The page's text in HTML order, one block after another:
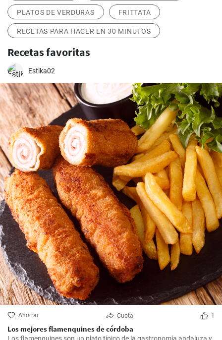
PLATOS DE VERDURAS FRITTATA
RECETAS PARA HACER EN 30 MINUTOS
Recetas favoritas
Estika02
Ahorrar Cuota 1
Los mejores flamenquines de córdoba